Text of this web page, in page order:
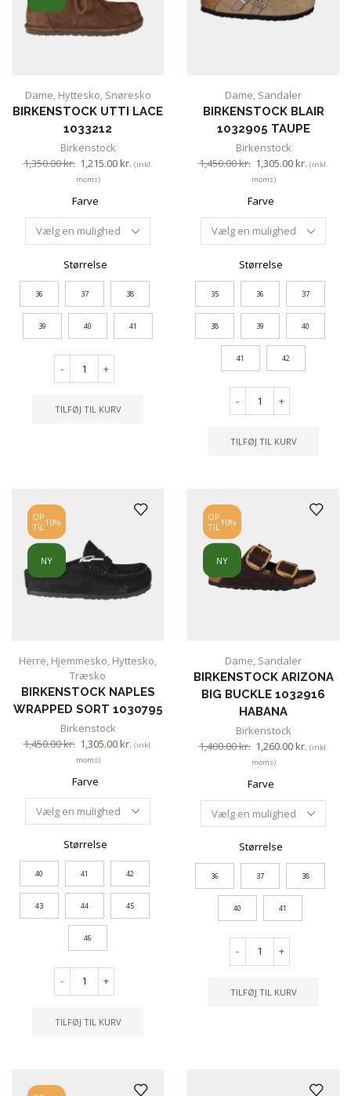
Dame, Hyttesko, Snøresko
BIRKENSTOCK UTTI LACE
1033212
Birkenstock
1,350.00kr. 1,215.00kr. (inkl.
moms)
Farve
Størrelse
36 37 38
39 40 41
- +
TILFØJ TIL KURV
Dame, Sandaler
BIRKENSTOCK BLAIR
1032905 TAUPE
Birkenstock
1,450.00kr. 1,305.00kr. (inkl.
moms)
Farve
Størrelse
35 36 37
38 39 40
41 42
- +
TILFØJ TIL KURV
OP
TIL10%
NY
Herre, Hjemmesko, Hyttesko,
Træsko
BIRKENSTOCK NAPLES
WRAPPED SORT 1030795
Birkenstock
1,450.00kr. 1,305.00kr. (inkl.
moms)
Farve
Størrelse
40 41 42
43 44 45
46
- +
TILFØJ TIL KURV
OP
TIL10%
NY
Dame, Sandaler
BIRKENSTOCK ARIZONA
BIG BUCKLE 1032916
HABANA
Birkenstock
1,400.00kr. 1,260.00kr. (inkl.
moms)
Farve
Størrelse
36 37 38
40 41
- +
TILFØJ TIL KURV